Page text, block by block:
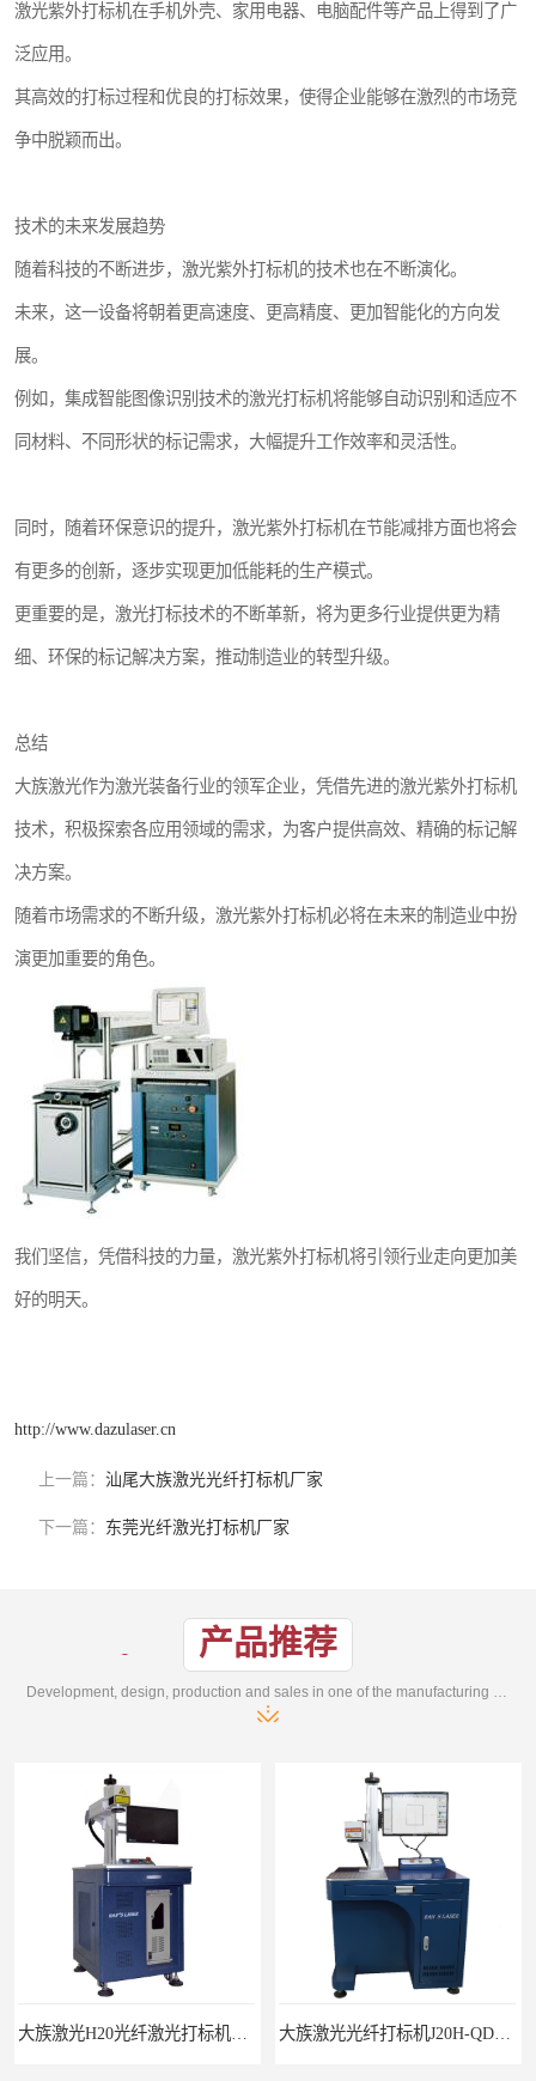
激光紫外打标机在手机外壳、家用电器、电脑配件等产品上得到了广
泛应用。
其高效的打标过程和优良的打标效果，使得企业能够在激烈的市场竞
争中脱颖而出。
技术的未来发展趋势
随着科技的不断进步，激光紫外打标机的技术也在不断演化。
未来，这一设备将朝着更高速度、更高精度、更加智能化的方向发
展。
例如，集成智能图像识别技术的激光打标机将能够自动识别和适应不
同材料、不同形状的标记需求，大幅提升工作效率和灵活性。
同时，随着环保意识的提升，激光紫外打标机在节能减排方面也将会
有更多的创新，逐步实现更加低能耗的生产模式。
更重要的是，激光打标技术的不断革新，将为更多行业提供更为精
细、环保的标记解决方案，推动制造业的转型升级。
总结
大族激光作为激光装备行业的领军企业，凭借先进的激光紫外打标机
技术，积极探索各应用领域的需求，为客户提供高效、精确的标记解
决方案。
随着市场需求的不断升级，激光紫外打标机必将在未来的制造业中扮
演更加重要的角色。
我们坚信，凭借科技的力量，激光紫外打标机将引领行业走向更加美
好的明天。
http://www.dazulaser.cn
上一篇： 汕尾大族激光光纤打标机厂家
下一篇： 东莞光纤激光打标机厂家
产品推荐
Development, design, production and sales in one of the manufacturing enterprises
大族激光H20光纤激光打标机价格 大族激光光纤打标机J20H-QD光纤激光打标机